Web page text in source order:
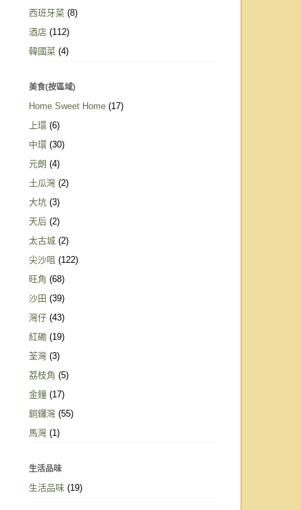
西班牙菜 (8)
酒店 (112)
韓國菜 (4)
美食(按區域)
Home Sweet Home (17)
上環 (6)
中環 (30)
元朗 (4)
土瓜灣 (2)
大坑 (3)
天后 (2)
太古城 (2)
尖沙咀 (122)
旺角 (68)
沙田 (39)
灣仔 (43)
紅磡 (19)
荃灣 (3)
荔枝角 (5)
金鐘 (17)
銅鑼灣 (55)
馬灣 (1)
生活品味
生活品味 (19)